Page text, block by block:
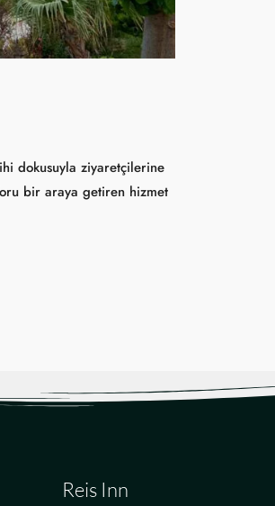
dokusuyla ziyaretçilerine
bir araya getiren hizmet
Reis Inn